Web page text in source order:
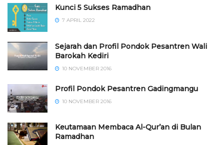
Kunci 5 Sukses Ramadhan
7 APRIL 2022
Sejarah dan Profil Pondok Pesantren Wali
Barokah Kediri
10 NOVEMBER 2016
⁠⁠⁠Profil Pondok Pesantren Gadingmangu
10 NOVEMBER 2016
Keutamaan Membaca Al-Qur’an di Bulan
Ramadhan